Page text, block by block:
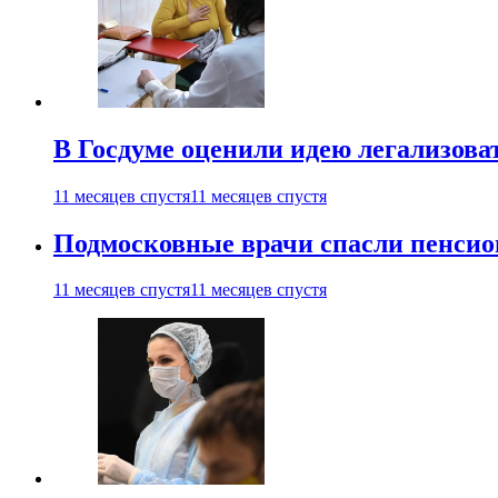
В Госдуме оценили идею
11 месяцев спустя11 месяцев спустя
Подмосковные врачи спасли
11 месяцев спустя11 месяцев спустя